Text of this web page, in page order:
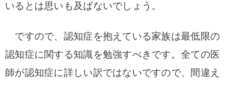
いるとは思いも及ばないでしょう。
ですので、認知症を抱えている家族は最低限の
認知症に関する知識を勉強すべきです。全ての医
師が認知症に詳しい訳ではないですので、間違え